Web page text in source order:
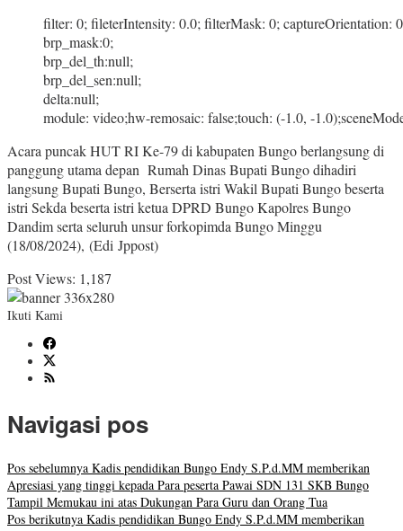
filter: 0; fileterIntensity: 0.0; filterMask: 0; captureOrientation:
brp_mask:0;
brp_del_th:null;
brp_del_sen:null;
delta:null;
module: video;hw-remosaic: false;touch: (-1.0, -
Acara puncak HUT RI Ke-79 di kabupaten Bungo berlangsung di
panggung utama depan Rumah Dinas Bupati Bungo dihadiri
langsung Bupati Bungo, Berserta istri Wakil Bupati Bungo beserta
istri Sekda beserta istri ketua DPRD Bungo Kapolres Bungo
Dandim serta seluruh unsur forkopimda Bungo Minggu
(18/08/2024), (Edi Jppost)
Post Views: 1,187
Ikuti Kami
Navigasi pos
Pos sebelumnya Kadis pendidikan Bungo Endy S.P.d.MM memberikan
Apresiasi yang tinggi kepada Para peserta Pawai SDN 131 SKB Bungo
Tampil Memukau ini atas Dukungan Para Guru dan Orang Tua
Pos berikutnya Kadis pendidikan Bungo Endy S.P.d.MM memberikan